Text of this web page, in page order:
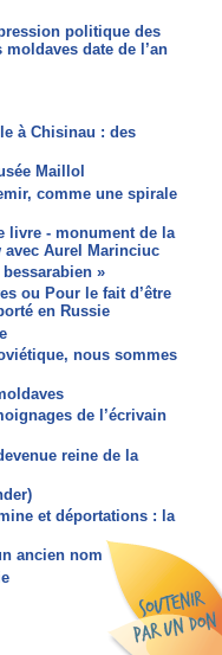
politique des
date de l’an
à Chisinau : des
Maillol
comme une spirale
livre - monument de la
avec Aurel Marinciuc
»
ou Pour le fait d’être
en Russie
nous sommes
de l’écrivain
reine de la
et déportations : la
ancien nom